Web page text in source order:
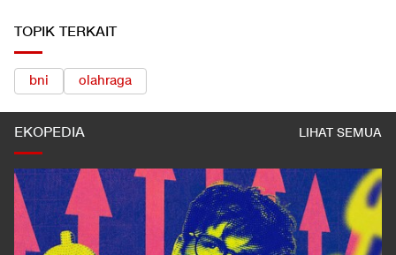
TOPIK TERKAIT
bni olahraga
EKOPEDIA LIHAT SEMUA